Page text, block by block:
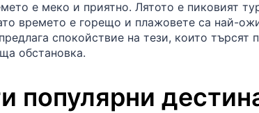
е меко и приятно. Лятото е пиковият
времето е горещо и плажовете са най-
спокойствие на тези, които търсят
обстановка.
популярни